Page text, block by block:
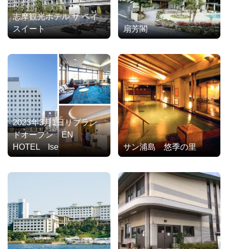
志摩観光ホテル ザ ベイ
スイート
扇芳閣
2023年3月1日リブラン
ドオープン EN
HOTEL Ise
サン浦島 悠季の里